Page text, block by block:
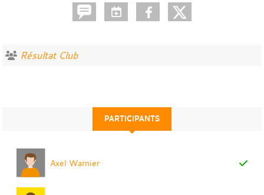
Résultat Club
PARTICIPANTS
Axel Warnier